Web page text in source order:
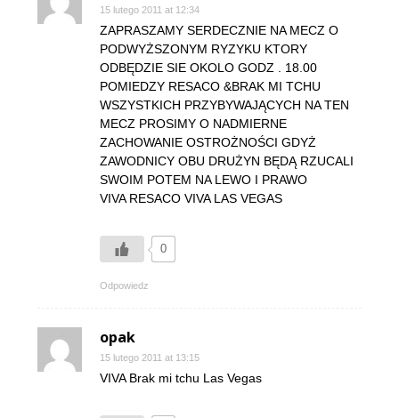
15 lutego 2011 at 12:34
ZAPRASZAMY SERDECZNIE NA MECZ O
PODWYŻSZONYM RYZYKU KTORY
ODBĘDZIE SIE OKOLO GODZ . 18.00
POMIEDZY RESACO &BRAK MI TCHU
WSZYSTKICH PRZYBYWAJĄCYCH NA TEN
MECZ PROSIMY O NADMIERNE
ZACHOWANIE OSTROŻNOŚCI GDYŻ
ZAWODNICY OBU DRUŻYN BĘDĄ RZUCALI
SWOIM POTEM NA LEWO I PRAWO
VIVA RESACO VIVA LAS VEGAS
0
Odpowiedz
opak
15 lutego 2011 at 13:15
VIVA Brak mi tchu Las Vegas